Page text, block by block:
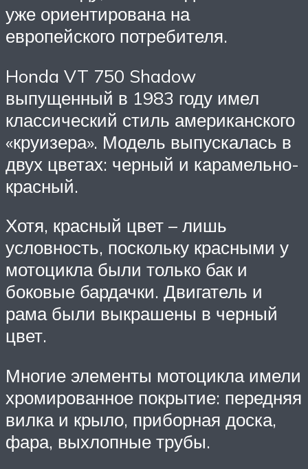
уже ориентирована на
европейского потребителя.
Honda VT 750 Shadow
выпущенный в 1983 году имел
классический стиль американского
«круизера». Модель выпускалась в
двух цветах: черный и карамельно-
красный.
Хотя, красный цвет – лишь
условность, поскольку красными у
мотоцикла были только бак и
боковые бардачки. Двигатель и
рама были выкрашены в черный
цвет.
Многие элементы мотоцикла имели
хромированное покрытие: передняя
вилка и крыло, приборная доска,
фара, выхлопные трубы.